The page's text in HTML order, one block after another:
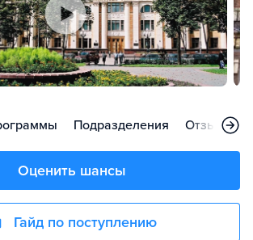
Подразделения Отзывы
Оценить шансы
Гайд по поступлению